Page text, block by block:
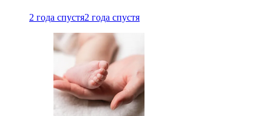
2 года спустя2 года спустя